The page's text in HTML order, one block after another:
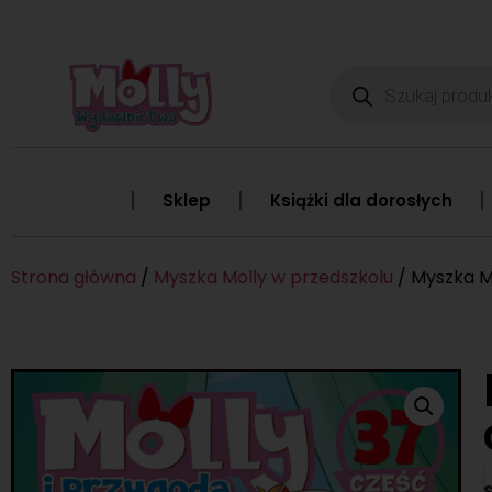
Sklep Książki dla dorosłych
Strona główna / Myszka Molly w przedszkolu / Myszka